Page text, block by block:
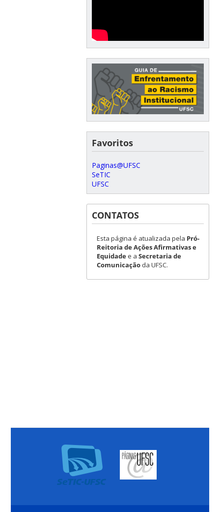
Favoritos
Paginas@UFSC
SeTIC
UFSC
CONTATOS
Esta página é atualizada pela Pró-
Reitoria de Ações Afirmativas e
Equidadee a Secretaria de
Comunicaçãoda UFSC.